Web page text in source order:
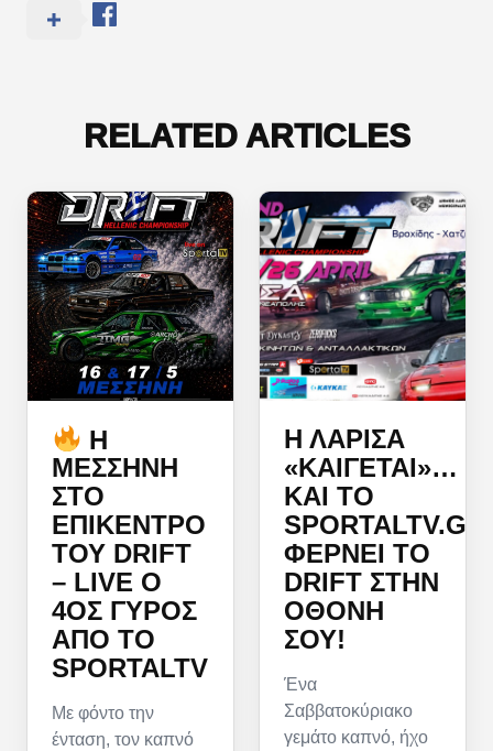
RELATED ARTICLES
Η
ΜΕΣΣΉΝΗ
ΣΤΟ
ΕΠΊΚΕΝΤΡΟ
ΤΟΥ DRIFT
– LIVE Ο
4ΟΣ ΓΎΡΟΣ
ΑΠΌ ΤΟ
SPORTALTV
Με φόντο την
ένταση, τον καπνό
Η ΛΆΡΙΣΑ
«ΚΑΊΓΕΤΑΙ»…
ΚΑΙ ΤΟ
SPORTALTV.GR
ΦΈΡΝΕΙ ΤΟ
DRIFT ΣΤΗΝ
ΟΘΌΝΗ
ΣΟΥ!
Ένα
Σαββατοκύριακο
γεμάτο καπνό, ήχο